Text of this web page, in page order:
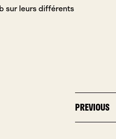
sur leurs différents
PREVIOUS